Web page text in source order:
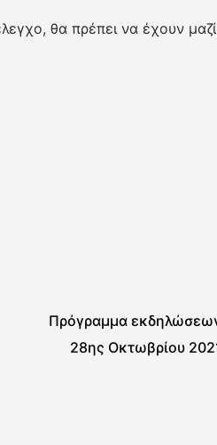
θα πρέπει να έχουν
Πρόγραμμα
28ης Οκτωβρίου